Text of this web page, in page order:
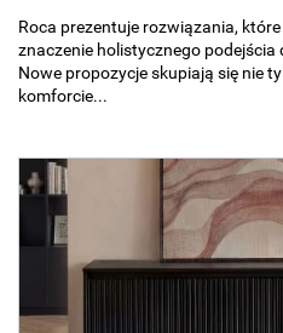
Roca prezentuje rozwiązania,
znaczenie holistycznego podejścia
Nowe propozycje skupiają się nie
komforcie...